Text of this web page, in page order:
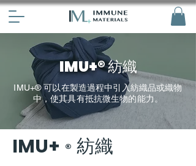
IMU+® 紡織
IMU+® 可以在製造過程中引入紡織品或織物
中，使其具有抵抗微生物的能力。
IMU+ ® 紡織